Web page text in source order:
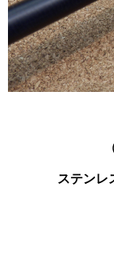
ステンレ